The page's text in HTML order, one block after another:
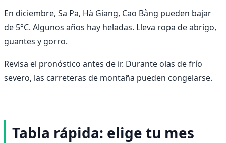
En diciembre, Sa Pa, Hà Giang, Cao Bằng pueden bajar
de 5°C. Algunos años hay heladas. Lleva ropa de abrigo,
guantes y gorro.
Revisa el pronóstico antes de ir. Durante olas de frío
severo, las carreteras de montaña pueden congelarse.
Tabla rápida: elige tu mes